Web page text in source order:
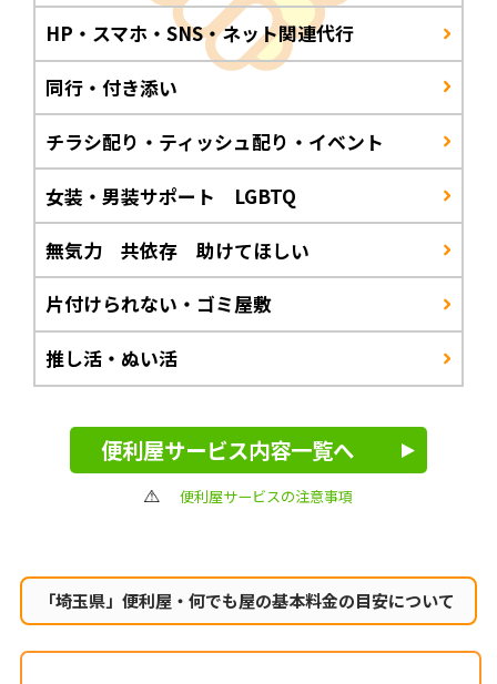
HP・スマホ・SNS・ネット関連代行
同行・付き添い
チラシ配り・ティッシュ配り・イベント
女装・男装サポート LGBTQ
無気力 共依存 助けてほしい
片付けられない・ゴミ屋敷
推し活・ぬい活
便利屋サービス内容一覧へ
便利屋サービスの注意事項
「埼玉県」便利屋・何でも屋の基本料金の目安について